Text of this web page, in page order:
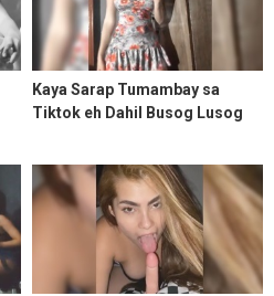
Kaya Sarap Tumambay sa
Tiktok eh Dahil Busog Lusog